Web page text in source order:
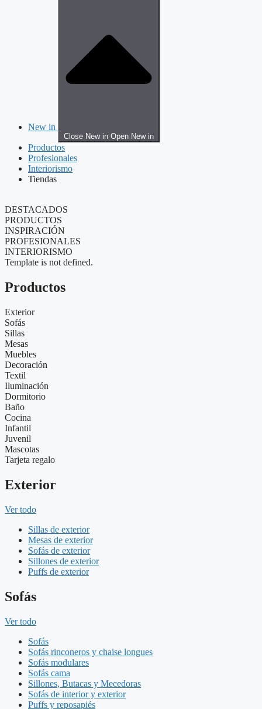
New in
Close New in Open New in
Productos
Profesionales
Interiorismo
Tiendas
DESTACADOS
PRODUCTOS
INSPIRACIÓN
PROFESIONALES
INTERIORISMO
Template is not defined.
Productos
Exterior
Sofás
Sillas
Mesas
Muebles
Decoración
Textil
Iluminación
Dormitorio
Baño
Cocina
Infantil
Juvenil
Mascotas
Tarjeta regalo
Exterior
Ver todo
Sillas de exterior
Mesas de exterior
Sofás de exterior
Sillones de exterior
Puffs de exterior
Sofás
Ver todo
Sofás
Sofás rinconeros y chaise longues
Sofás modulares
Sofás cama
Sillones, Butacas y Mecedoras
Sofás de interior y exterior
Puffs y reposapiés